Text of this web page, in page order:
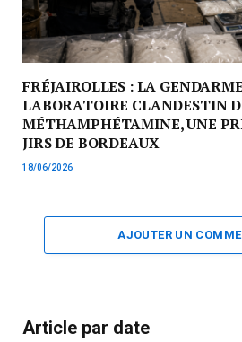
FRÉJAIROLLES : LA
LABORATOIRE CLANDESTIN
MÉTHAMPHÉTAMINE, UNE
JIRS DE BORDEAUX
18/06/2026
AJOUTER UN
Article par date